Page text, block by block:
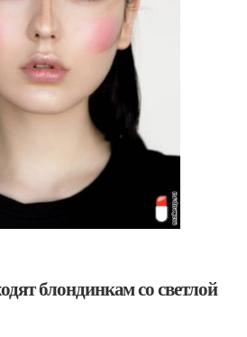
блондинкам со светлой